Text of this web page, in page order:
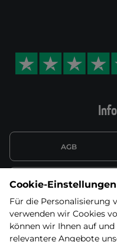
AGB
Datenschutzerklärung
Wiederufsbelehrung mit
zum Formular
Cookie-Einstellungen
Für die Personalisierung
verwenden wir Cookies
können wir Ihnen auf
relevantere Angebote